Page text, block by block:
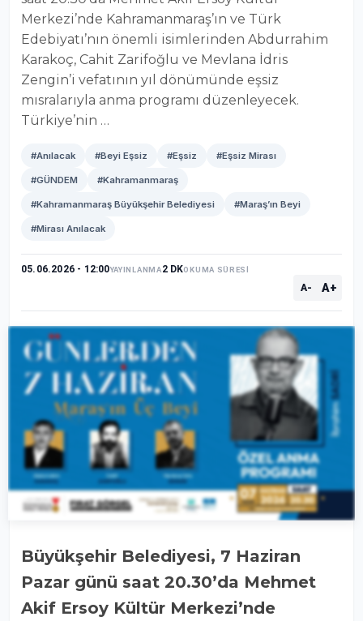
Merkezi’nde Kahramanmaraş’ın ve Türk
Edebiyatı’nın önemli isimlerinden Abdurrahim
Karakoç, Cahit Zarifoğlu ve Mevlana İdris
Zengin’i vefatının yıl dönümünde eşsiz
mısralarıyla anma programı düzenleyecek.
Türkiye’nin …
#Anılacak #Beyi Eşsiz #Eşsiz #Eşsiz Mirası
#GÜNDEM #Kahramanmaraş
#Kahramanmaraş Büyükşehir Belediyesi #Maraş’ın Beyi
#Mirası Anılacak
05.06.2026 - 12:00YAYINLANMA2 DKOKUMA SÜRESİ
A- A+
Büyükşehir Belediyesi, 7 Haziran
Pazar günü saat 20.30’da Mehmet
Akif Ersoy Kültür Merkezi’nde